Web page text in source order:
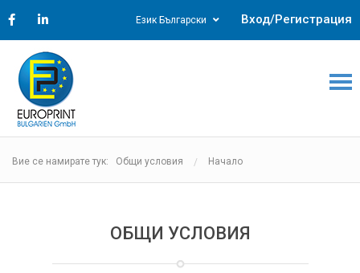
Език Български Вход/Регистрация
Вие се намирате тук: Общи условия Начало
ОБЩИ УСЛОВИЯ